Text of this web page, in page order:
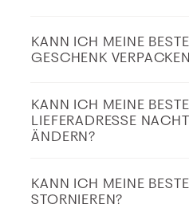
KANN ICH MEINE
GESCHENK
KANN ICH MEINE
LIEFERADRESSE
ÄNDERN?
KANN ICH MEINE
STORNIEREN?